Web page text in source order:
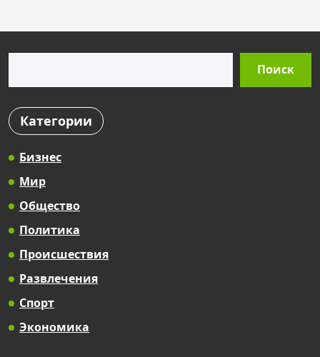
Поиск
Категории
Бизнес
Мир
Общество
Политика
Происшествия
Развлечения
Спорт
Экономика